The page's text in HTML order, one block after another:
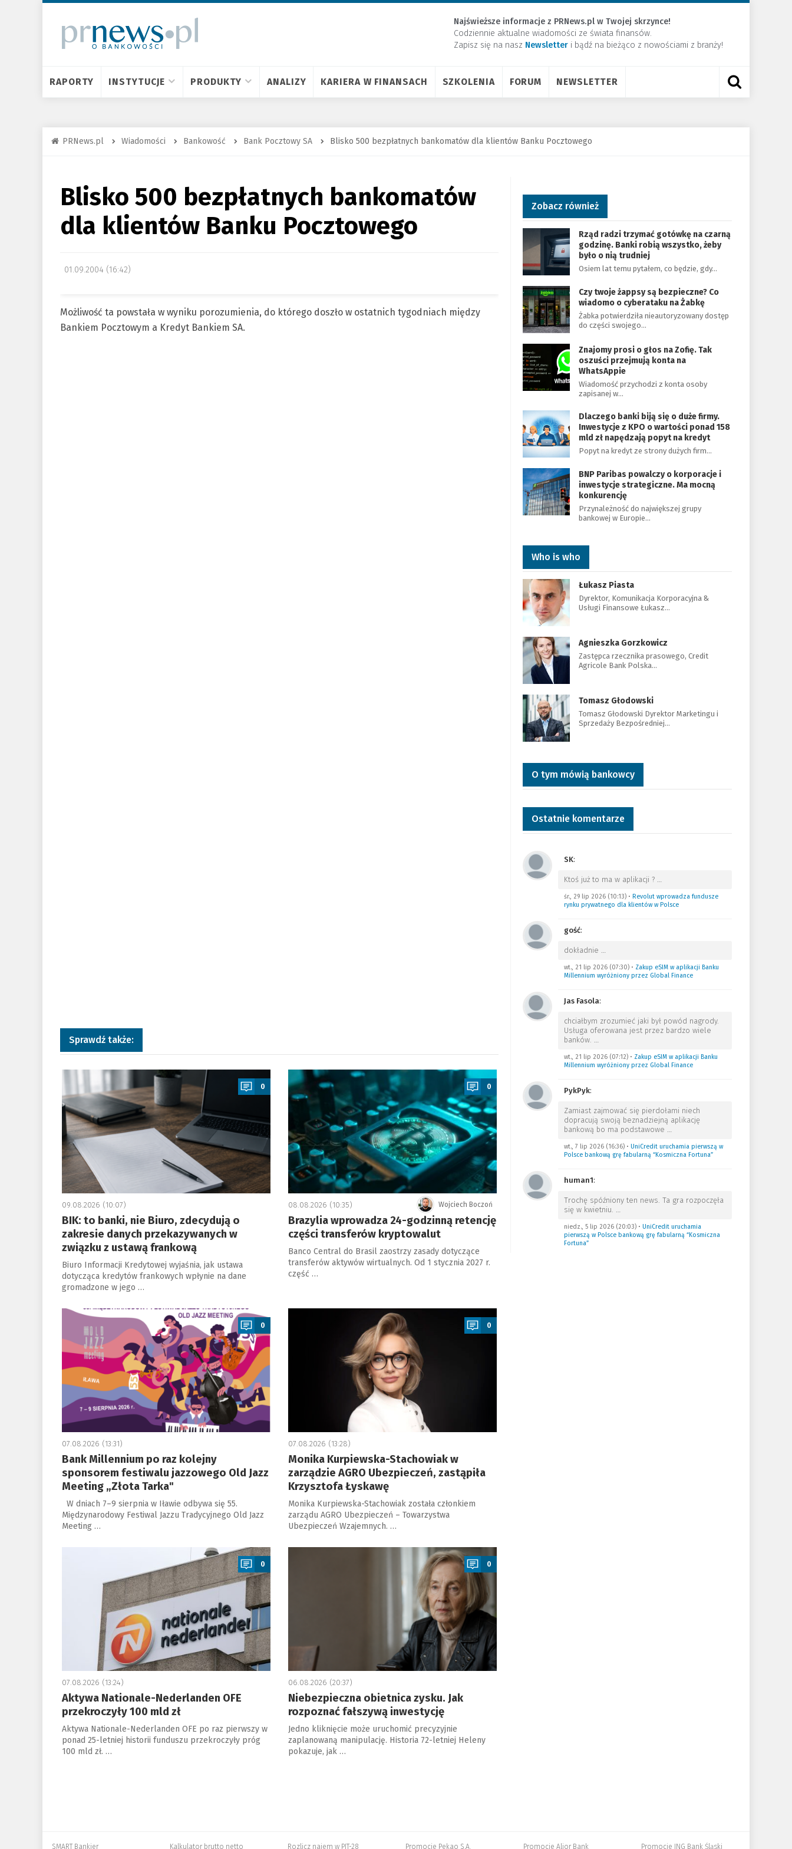
Najświeższe informacje z PRNews.pl w Twojej skrzynce!
Codziennie aktualne wiadomości ze świata finansów.
Zapisz się na nasz Newsletter ​i bądź na bieżąco z nowościami z branży!
RAPORTY INSTYTUCJE PRODUKTY ANALIZY KARIERA W FINANSACH SZKOLENIA FORUM NEWSLETTER
PRNews.pl Wiadomości Bankowość Bank Pocztowy SA Blisko 500 bezpłatnych bankomatów dla klientów Banku Pocztowego
Blisko 500 bezpłatnych bankomatów
dla klientów Banku Pocztowego
01.09.2004 (16:42)
Możliwość ta powstała w wyniku porozumienia, do którego doszło w ostatnich tygodniach między
Bankiem Pocztowym a Kredyt Bankiem SA.
Sprawdź także:
a
0
09.08.2026 (10:07)
BIK: to banki, nie Biuro, zdecydują o
zakresie danych przekazywanych w
związku z ustawą frankową
Biuro Informacji Kredytowej wyjaśnia, jak ustawa
dotycząca kredytów frankowych wpłynie na dane
gromadzone w jego …
a
0
Wojciech Boczoń
08.08.2026 (10:35)
Brazylia wprowadza 24-godzinną retencję
części transferów kryptowalut
Banco Central do Brasil zaostrzy zasady dotyczące
transferów aktywów wirtualnych. Od 1 stycznia 2027 r.
część …
a
0
07.08.2026 (13:31)
Bank Millennium po raz kolejny
sponsorem festiwalu jazzowego Old Jazz
Meeting „Złota Tarka"
W dniach 7–9 sierpnia w Iławie odbywa się 55.
Międzynarodowy Festiwal Jazzu Tradycyjnego Old Jazz
Meeting …
a
0
07.08.2026 (13:28)
Monika Kurpiewska-Stachowiak w
zarządzie AGRO Ubezpieczeń, zastąpiła
Krzysztofa Łyskawę
Monika Kurpiewska-Stachowiak została członkiem
zarządu AGRO Ubezpieczeń – Towarzystwa
Ubezpieczeń Wzajemnych. …
0
07.08.2026 (13:24)
Aktywa Nationale-Nederlanden OFE
przekroczyły 100 mld zł
Aktywa Nationale-Nederlanden OFE po raz pierwszy w
ponad 25-letniej historii funduszu przekroczyły próg
100 mld zł. …
a
0
06.08.2026 (20:37)
Niebezpieczna obietnica zysku. Jak
rozpoznać fałszywą inwestycję
Jedno kliknięcie może uruchomić precyzyjnie
zaplanowaną manipulację. Historia 72-letniej Heleny
pokazuje, jak …
Zobacz również
Rząd radzi trzymać gotówkę na czarną
godzinę. Banki robią wszystko, żeby
było o nią trudniej
Osiem lat temu pytałem, co będzie, gdy…
Czy twoje żappsy są bezpieczne? Co
wiadomo o cyberataku na Żabkę
Żabka potwierdziła nieautoryzowany dostęp
do części swojego…
Znajomy prosi o głos na Zofię. Tak
oszuści przejmują konta na
WhatsAppie
Wiadomość przychodzi z konta osoby
zapisanej w…
Dlaczego banki biją się o duże firmy.
Inwestycje z KPO o wartości ponad 158
mld zł napędzają popyt na kredyt
Popyt na kredyt ze strony dużych firm…
BNP Paribas powalczy o korporacje i
inwestycje strategiczne. Ma mocną
konkurencję
Przynależność do największej grupy
bankowej w Europie…
Who is who
Łukasz Piasta
Dyrektor, Komunikacja Korporacyjna &
Usługi Finansowe Łukasz…
Agnieszka Gorzkowicz
Zastępca rzecznika prasowego, Credit
Agricole Bank Polska…
Tomasz Głodowski
Tomasz Głodowski Dyrektor Marketingu i
Sprzedaży Bezpośredniej…
O tym mówią bankowcy
Ostatnie komentarze
SK:
Ktoś już to ma w aplikacji ? …
śr., 29 lip 2026 (10:13)• Revolut wprowadza fundusze
rynku prywatnego dla klientów w Polsce
gość:
dokładnie …
wt., 21 lip 2026 (07:30)• Zakup eSIM w aplikacji Banku
Millennium wyróżniony przez Global Finance
Jas Fasola:
chciałbym zrozumieć jaki był powód nagrody.
Usługa oferowana jest przez bardzo wiele
banków. …
wt., 21 lip 2026 (07:12)• Zakup eSIM w aplikacji Banku
Millennium wyróżniony przez Global Finance
PykPyk:
Zamiast zajmować się pierdołami niech
dopracują swoją beznadziejną aplikację
bankową bo ma podstawowe …
wt., 7 lip 2026 (16:36)• UniCredit uruchamia pierwszą w
Polsce bankową grę fabularną “Kosmiczna Fortuna”
human1:
Trochę spóźniony ten news. Ta gra rozpoczęła
się w kwietniu. …
niedz., 5 lip 2026 (20:03)• UniCredit uruchamia
pierwszą w Polsce bankową grę fabularną “Kosmiczna
Fortuna”
SMART Bankier Kalkulator brutto netto Rozlicz najem w PIT-28 Promocje Pekao S.A. Promocje Alior Bank Promocje ING Bank Śląski